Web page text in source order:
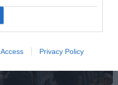
Privacy Policy